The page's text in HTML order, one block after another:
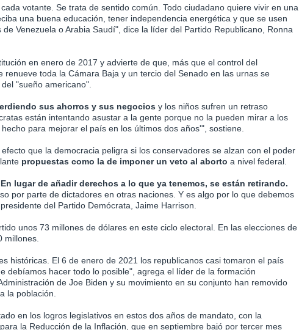
votante. Se trata de sentido común. Todo ciudadano quiere vivir en una
una buena educación, tener independencia energética y que se usen
Venezuela o Arabia Saudí", dice la líder del Partido Republicano, Ronna
en enero de 2017 y advierte de que, más que el control del
renueve toda la Cámara Baja y un tercio del Senado en las urnas se
"sueño americano".
sus ahorros y sus negocios y los niños sufren un retraso
están intentando asustar a la gente porque no la pueden mirar a los
para mejorar el país en los últimos dos años'", sostiene.
que la democracia peligra si los conservadores se alzan con el poder
propuestas como la de imponer un veto al aborto a nivel federal.
lugar de añadir derechos a lo que ya tenemos, se están retirando.
por parte de dictadores en otras naciones. Y es algo por lo que debemos
del Partido Demócrata, Jaime Harrison.
unos 73 millones de dólares en este ciclo electoral. En las elecciones de
millones.
históricas. El 6 de enero de 2021 los republicanos casi tomaron el país
debíamos hacer todo lo posible", agrega el líder de la formación
de Joe Biden y su movimiento en su conjunto han removido
la población.
en los logros legislativos en estos dos años de mandato, con la
la Reducción de la Inflación, que en septiembre bajó por tercer mes